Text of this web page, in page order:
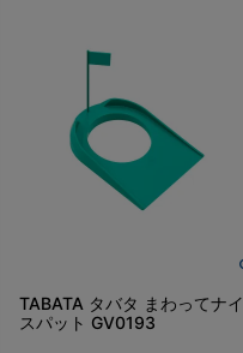
TABATA タバタ まわってナイ
スパット GV0193